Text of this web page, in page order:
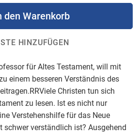
den Warenkorb
HINZUFÜGEN
für Altes Testament, will mit
einem besseren Verständnis des
Christen tun sich
zu lesen. Ist es nicht nur
Verstehenshilfe für das Neue
schwer verständlich ist? Ausgehend